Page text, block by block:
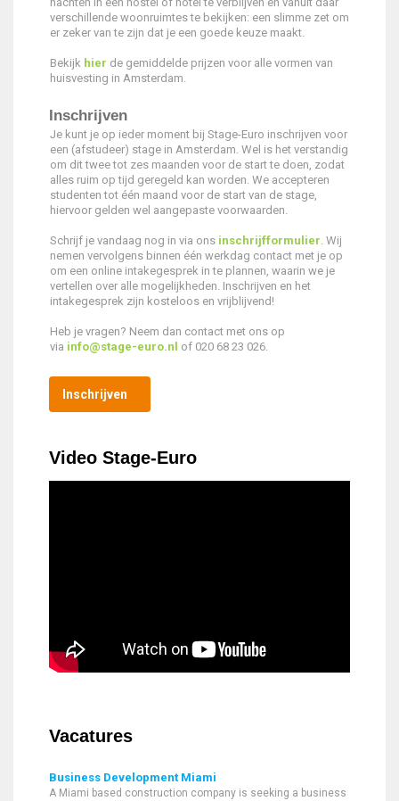
verschillende woonruimtes te bekijken: een slimme zet om
er zeker van te zijn dat je een goede keuze maakt.
Bekijk hier de gemiddelde prijzen voor alle vormen van
huisvesting in Amsterdam.
Inschrijven
Je kunt je op ieder moment bij Stage-Euro inschrijven voor
een (afstudeer) stage in Amsterdam. Wel is het verstandig
om dit twee tot zes maanden voor de start te doen, zodat
alles ruim op tijd geregeld kan worden. We accepteren
studenten tot één maand voor de start van de stage,
hiervoor gelden wel aangepaste voorwaarden.
Schrijf je vandaag nog in via ons inschrijfformulier. Wij
nemen vervolgens binnen één werkdag contact met je op
om een online intakegesprek in te plannen, waarin we je
vertellen over alle mogelijkheden. Inschrijven en het
intakegesprek zijn kosteloos en vrijblijvend!
Heb je vragen? Neem dan contact met ons op
via info@stage-euro.nl of 020 68 23 026.
Inschrijven
Video Stage-Euro
Vacatures
Business Development Miami
A Miami based construction company is seeking a business